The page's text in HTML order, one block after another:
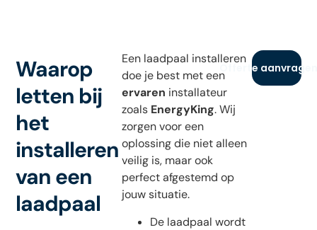
Waarop
letten bij
het
installeren
van een
laadpaal
Een laadpaal installeren
doe je best met een
ervaren installateur
zoals EnergyKing. Wij
zorgen voor een
oplossing die niet alleen
veilig is, maar ook
perfect afgestemd op
jouw situatie.
De laadpaal wordt
Offerte